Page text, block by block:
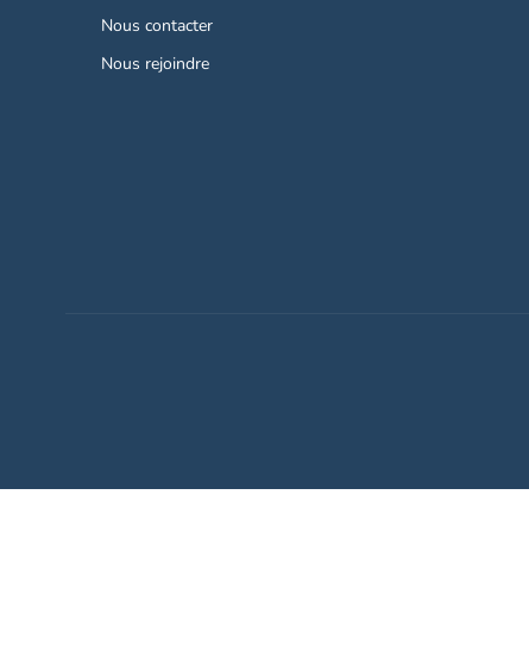
Nous contacter
Nous rejoindre